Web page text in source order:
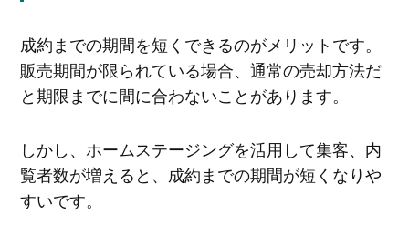
成約までの期間を短くできるのがメリットです。
販売期間が限られている場合、通常の売却方法だ
と期限までに間に合わないことがあります。
しかし、ホームステージングを活用して集客、内
覧者数が増えると、成約までの期間が短くなりや
すいです。